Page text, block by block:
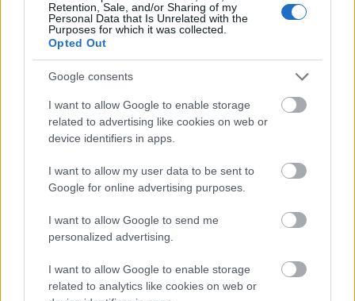
Retention, Sale, and/or Sharing of my
Personal Data that Is Unrelated with the
Purposes for which it was collected.
Opted Out
Google consents
I want to allow Google to enable storage
related to advertising like cookies on web or
device identifiers in apps.
I want to allow my user data to be sent to
Google for online advertising purposes.
I want to allow Google to send me
personalized advertising.
I want to allow Google to enable storage
related to analytics like cookies on web or
Πολιτικές για τηνενίσχυση της κοινωνικής
συνοχής
ΑΣΕΠ: Πιστοποίηση Αγγλικών σε
μόνο 2 ημέρες στα χέρια σας